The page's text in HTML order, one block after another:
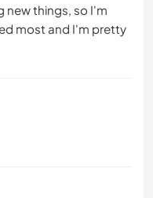
new things, so I'm
most and I'm pretty